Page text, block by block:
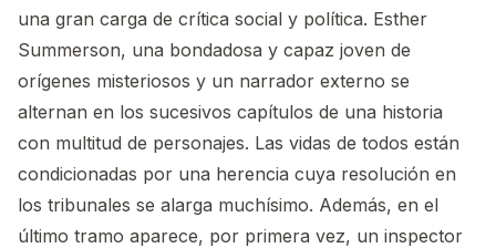
una gran carga de crítica social y política. Esther
Summerson, una bondadosa y capaz joven de
orígenes misteriosos y un narrador externo se
alternan en los sucesivos capítulos de una historia
con multitud de personajes. Las vidas de todos están
condicionadas por una herencia cuya resolución en
los tribunales se alarga muchísimo. Además, en el
último tramo aparece, por primera vez, un inspector